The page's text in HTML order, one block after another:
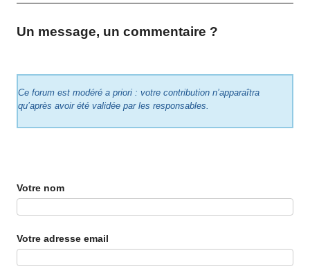
Un message, un commentaire ?
Ce forum est modéré a priori : votre contribution n’apparaîtra
qu’après avoir été validée par les responsables.
Votre nom
Votre adresse email